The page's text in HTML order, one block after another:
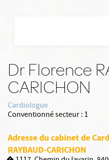
Dr Florence
CARICHON
Cardiologue
Conventionné secteur : 1
Adresse du cabinet de
RAYBAUD-CARICHON